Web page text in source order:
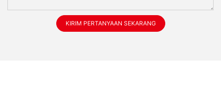
KIRIM PERTANYAAN SEKARANG